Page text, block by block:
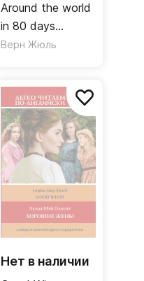
Around the world
in 80 days
Вокруг света за
Верн Жюль
Нет в наличии